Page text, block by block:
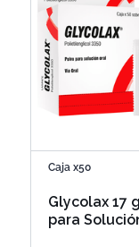
Caja x50
Glycolax 17
para